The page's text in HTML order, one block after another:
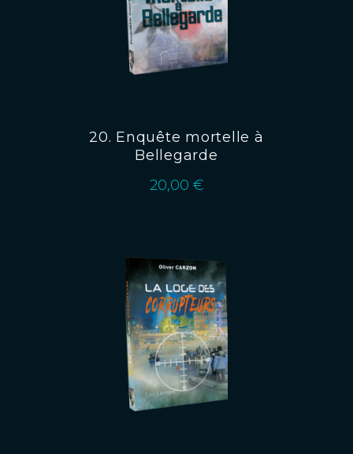
20. Enquête mortelle à
Bellegarde
20,00 €